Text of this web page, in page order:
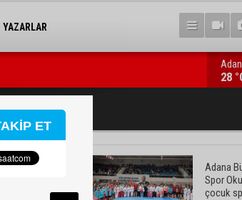
YAZARLAR
Vali Mustafa Yavuz: “Adana’da huzur
28
Adana
Spor
çocuk
ET